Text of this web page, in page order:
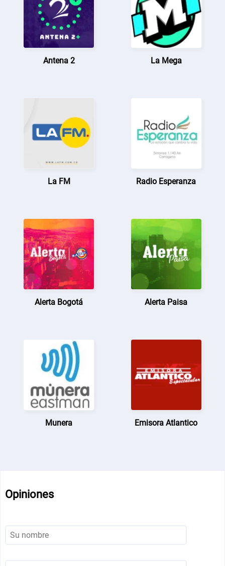
Antena 2 La Mega
La FM Radio Esperanza
Alerta Bogotá Alerta Paisa
Munera Emisora Atlantico
Opiniones